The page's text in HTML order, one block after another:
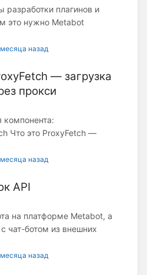
плагинов и
это нужно Metabot
назад
— загрузка
прокси
Что это ProxyFetch —
назад
API
на платформе Metabot, а
чат-ботом из внешних
назад